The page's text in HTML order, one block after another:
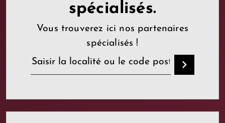
spécialisés.
Vous trouverez ici nos partenaires
spécialisés !